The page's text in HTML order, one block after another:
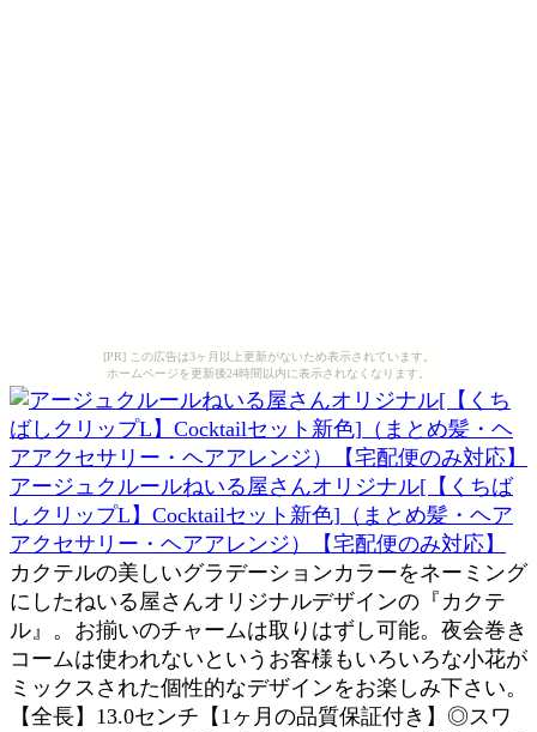
[PR] この広告は3ヶ月以上更新がないため表示されています。
ホームページを更新後24時間以内に表示されなくなります。
アージュクルールねいる屋さんオリジナル[【くちば
しクリップL】Cocktailセット新色]（まとめ髪・ヘア
アクセサリー・ヘアアレンジ）【宅配便のみ対応】
カクテルの美しいグラデーションカラーをネーミング
にしたねいる屋さんオリジナルデザインの『カクテ
ル』。お揃いのチャームは取りはずし可能。夜会巻き
コームは使われないというお客様もいろいろな小花が
ミックスされた個性的なデザインをお楽しみ下さい。
【全長】13.0センチ【1ヶ月の品質保証付き】◎スワ